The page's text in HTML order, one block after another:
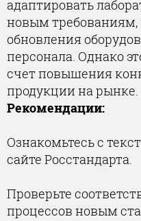
адаптировать
новым требованиям,
обновления
персонала. Однако
счет повышения
продукции на рынке.
Рекомендации:
Ознакомьтесь с
сайте Росстандарта.
Проверьте
процессов новым